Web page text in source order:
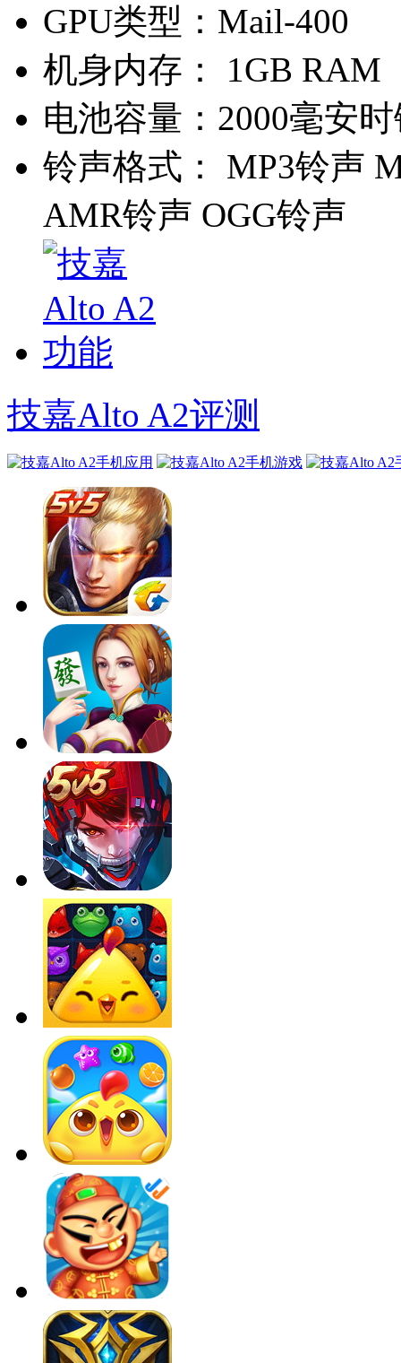
GPU类型： Mail-400
机身内存：
1GB RAM
电池容量： 2000毫安
铃声格式：
MP3铃声
AMR铃声 OGG铃声
技嘉Alto A2评测